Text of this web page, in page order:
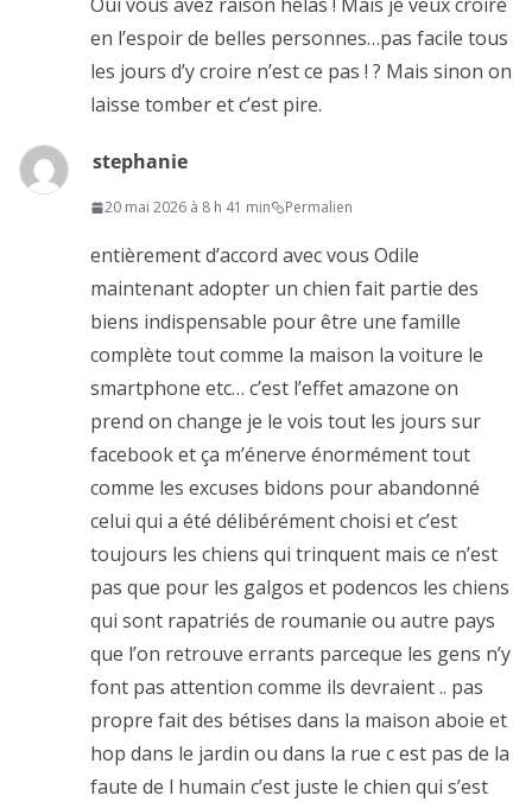
Oui vous avez raison hélas ! Mais je veux croire
en l’espoir de belles personnes…pas facile tous
les jours d’y croire n’est ce pas ! ? Mais sinon on
laisse tomber et c’est pire.
stephanie
20 mai 2026 à 8 h 41 min Permalien
entièrement d’accord avec vous Odile
maintenant adopter un chien fait partie des
biens indispensable pour être une famille
complète tout comme la maison la voiture le
smartphone etc… c’est l’effet amazone on
prend on change je le vois tout les jours sur
facebook et ça m’énerve énormément tout
comme les excuses bidons pour abandonné
celui qui a été délibérément choisi et c’est
toujours les chiens qui trinquent mais ce n’est
pas que pour les galgos et podencos les chiens
qui sont rapatriés de roumanie ou autre pays
que l’on retrouve errants parceque les gens n’y
font pas attention comme ils devraient .. pas
propre fait des bétises dans la maison aboie et
hop dans le jardin ou dans la rue c est pas de la
faute de l humain c’est juste le chien qui s’est